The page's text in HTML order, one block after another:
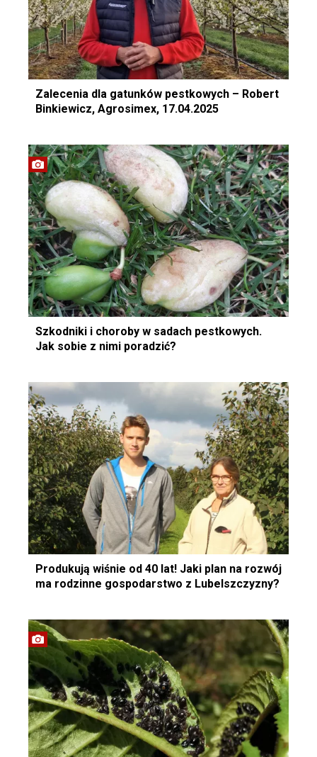
Zalecenia dla gatunków pestkowych – Robert
Binkiewicz, Agrosimex, 17.04.2025
Szkodniki i choroby w sadach pestkowych.
Jak sobie z nimi poradzić?
Produkują wiśnie od 40 lat! Jaki plan na rozwój
ma rodzinne gospodarstwo z Lubelszczyzny?